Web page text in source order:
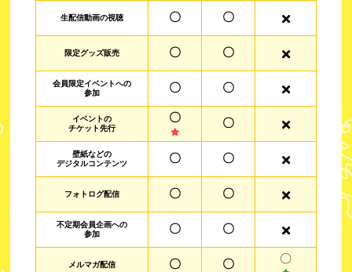
生配信動画の視聴 〇 〇
限定グッズ販売 〇 〇
会員限定イベントへの
参加
〇 〇
イベントの
チケット先行
〇 〇
壁紙などの
デジタルコンテンツ
〇 〇
フォトログ配信 〇 〇
不定期会員企画への
参加
〇 〇
メルマガ配信 〇 〇 〇